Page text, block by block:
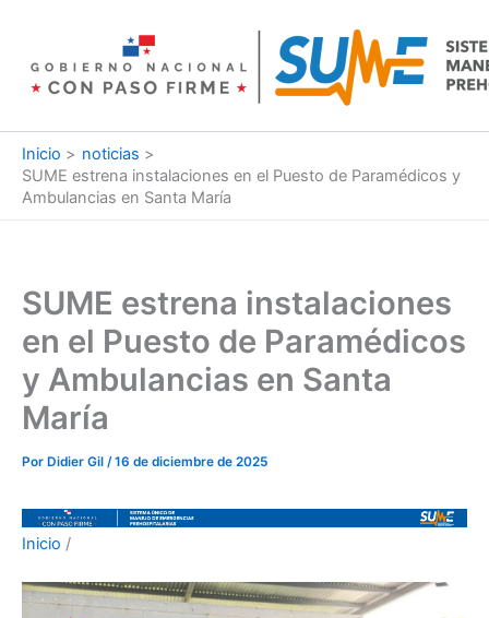
contenido
Inicio
noticias
SUME estrena instalaciones en el Puesto de Paramédicos y
Ambulancias en Santa María
SUME estrena instalaciones
en el Puesto de Paramédicos
y Ambulancias en Santa
María
Por Didier Gil /16 de diciembre de 2025
Inicio /